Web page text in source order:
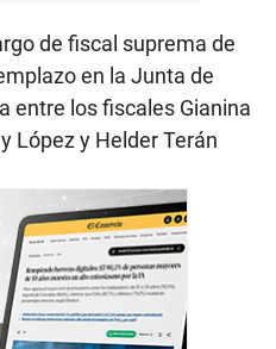
de fiscal suprema de
en la Junta de
entre los fiscales Gianina
López y Helder Terán